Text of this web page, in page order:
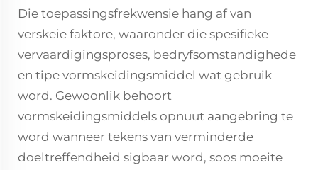
Die toepassingsfrekwensie hang af van
verskeie faktore, waaronder die spesifieke
vervaardigingsproses, bedryfsomstandighede
en tipe vormskeidingsmiddel wat gebruik
word. Gewoonlik behoort
vormskeidingsmiddels opnuut aangebring te
word wanneer tekens van verminderde
doeltreffendheid sigbaar word, soos moeite